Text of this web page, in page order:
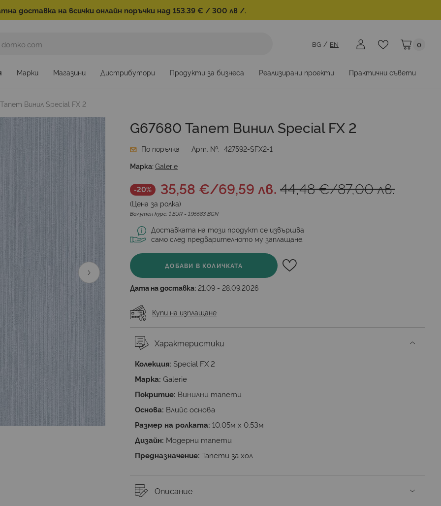
доставка на всички онлайн поръчки над 153.39 € / 300 лв /.
Моята
0
BG EN
Марки Магазини Дистрибутори Продукти за бизнеса Реализирани проекти Практични съвети
Винил Special FX 2
G67680 Тапет Винил Special FX 2
По поръчка Арт. №
427592-SFX2-1
Марка:Galerie
-20% 35,58 €/69,59 лв. 44,48 €/87,00 лв.
(Цена за ролка)
Валутен курс: 1 EUR = 1.95583 BGN
Доставката на този продукт се извършва
само след предварителното му заплащане.
ДОБАВИ В КОЛИЧКАТА
Дата на доставка: 21.09 - 28.09.2026
Купи на изплащане
Характеристики
Колекция: Special FX 2
Марка: Galerie
Покритие: Винилни тапети
Основа: Влийс основа
Размер на ролката: 10.05м х 0.53м
Дизайн: Модерни тапети
Предназначение: Тапети за хол
Описание